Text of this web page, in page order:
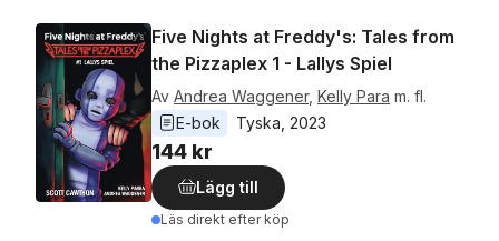
Five Nights at Freddy's: Tales from
the Pizzaplex 1 - Lallys Spiel
Av Andrea Waggener, Kelly Para m. fl.
E-bok
Tyska 2023
144 kr
Lägg till
Läs direkt efter köp